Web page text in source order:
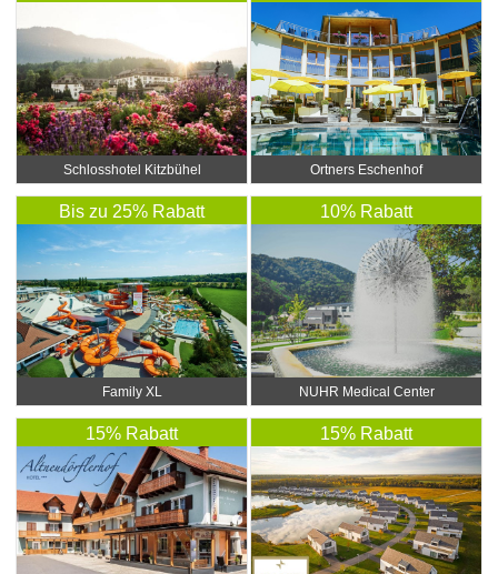
Schlosshotel Kitzbühel Ortners Eschenhof
Bis zu 25% Rabatt
Family XL
10% Rabatt
NUHR Medical Center
15% Rabatt 15% Rabatt